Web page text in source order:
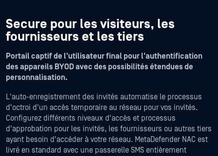
Secure pour les visiteurs, les
fournisseurs et les tiers
Portail captif de l'utilisateur final pour l'authentification
des appareils BYOD avec des possibilités étendues de
personnalisation.
L'auto-enregistrement des invités automatise le processus
d'octroi d'un accès temporaire au réseau pour vos invités.
Configurez différents niveaux d'accès et processus
d'approbation pour les invités, les fournisseurs ou autres tiers
ayant besoin d'accéder à votre réseau. MetaDefender NAC est
livré en standard avec une passerelle SMS entièrement